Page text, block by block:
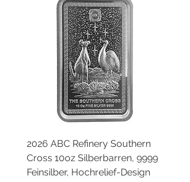
2026 ABC Refinery Southern
Cross 10oz Silberbarren, 9999
Feinsilber, Hochrelief-Design